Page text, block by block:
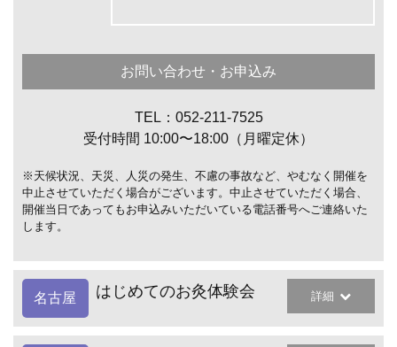
お問い合わせ・お申込み
TEL：052-211-7525
受付時間 10:00〜18:00（月曜定休）
※天候状況、天災、人災の発生、不慮の事故など、やむなく開催を
中止させていただく場合がございます。中止させていただく場合、
開催当日であってもお申込みいただいている電話番号へご連絡いた
します。
名古屋 はじめてのお灸体験会 詳細